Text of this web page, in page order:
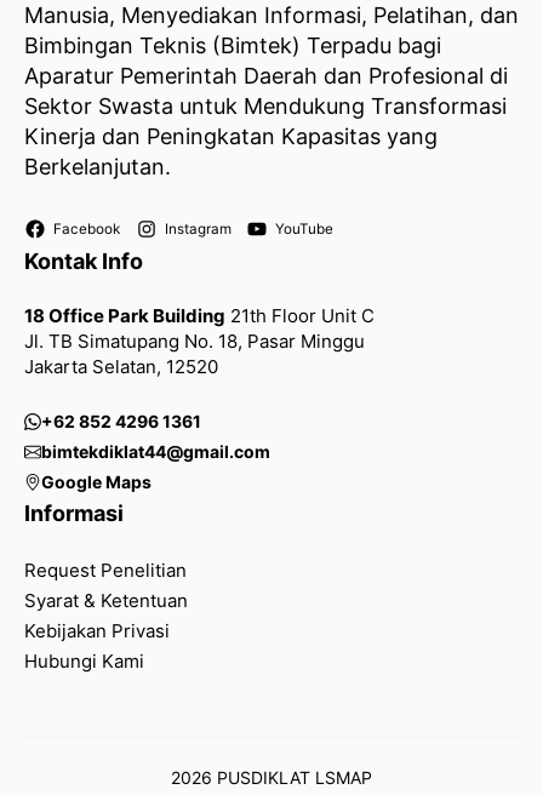
Manusia, Menyediakan Informasi, Pelatihan, dan
Bimbingan Teknis (Bimtek) Terpadu bagi
Aparatur Pemerintah Daerah dan Profesional di
Sektor Swasta untuk Mendukung Transformasi
Kinerja dan Peningkatan Kapasitas yang
Berkelanjutan.
Facebook Instagram YouTube
Kontak Info
18 Office Park Building 21th Floor Unit C
Jl. TB Simatupang No. 18, Pasar Minggu
Jakarta Selatan, 12520
+62 852 4296 1361
bimtekdiklat44@gmail.com
Google Maps
Informasi
Request Penelitian
Syarat & Ketentuan
Kebijakan Privasi
Hubungi Kami
2026 PUSDIKLAT LSMAP